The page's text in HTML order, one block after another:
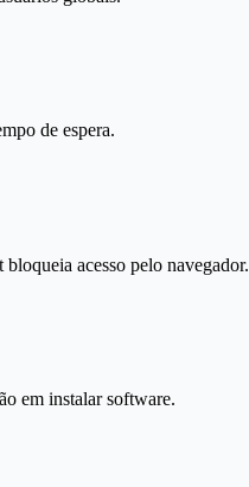
de espera.
acesso pelo navegador.
em instalar software.